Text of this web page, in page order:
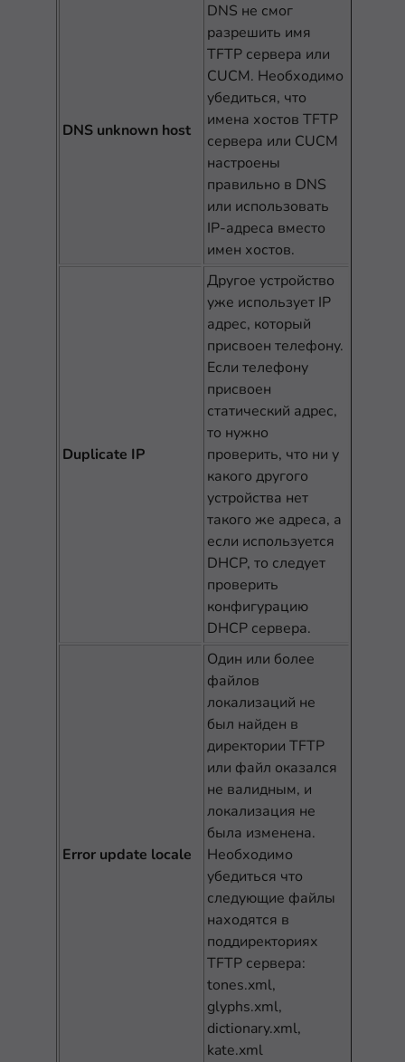
DNS unknown host
DNS не смог
разрешить имя
TFTP сервера или
CUCM. Необходимо
убедиться, что
имена хостов TFTP
сервера или CUCM
настроены
правильно в DNS
или использовать
IP-адреса вместо
имен хостов.
Duplicate IP
Другое устройство
уже использует IP
адрес, который
присвоен телефону.
Если телефону
присвоен
статический адрес,
то нужно
проверить, что ни у
какого другого
устройства нет
такого же адреса, а
если используется
DHCP, то следует
проверить
конфигурацию
DHCP сервера.
Error update locale
Один или более
файлов
локализаций не
был найден в
директории TFTP
или файл оказался
не валидным, и
локализация не
была изменена.
Необходимо
убедиться что
следующие файлы
находятся в
поддиректориях
TFTP сервера:
tones.xml,
glyphs.xml,
dictionary.xml,
kate.xml